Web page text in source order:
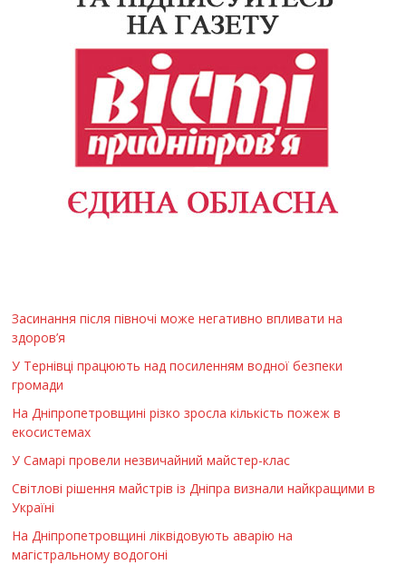
Засинання після півночі може негативно впливати на
здоров’я
У Тернівці працюють над посиленням водної безпеки
громади
На Дніпропетровщині різко зросла кількість пожеж в
екосистемах
У Самарі провели незвичайний майстер-клас
Світлові рішення майстрів із Дніпра визнали найкращими в
Україні
На Дніпропетровщині ліквідовують аварію на
магістральному водогоні